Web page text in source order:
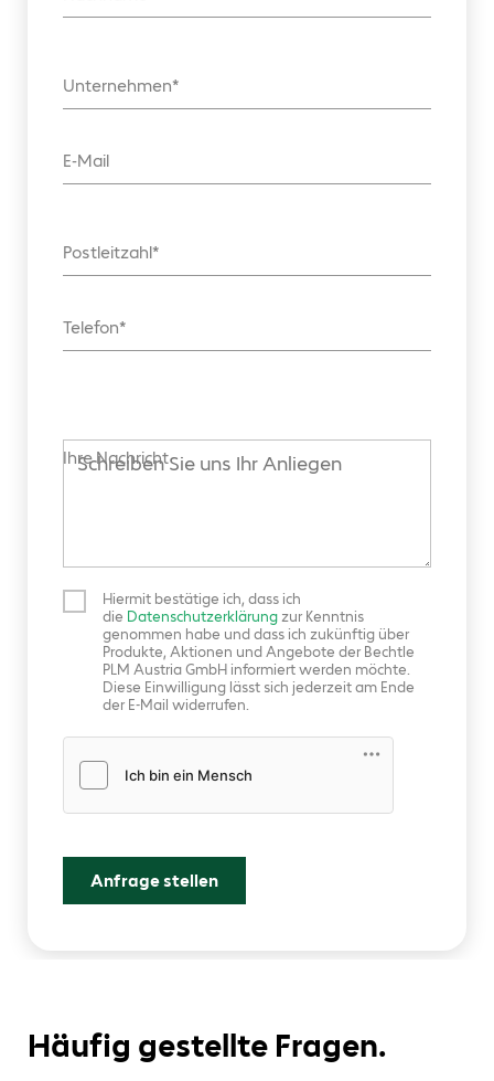
Unternehmen
E-Mail
Postleitzahl
Telefon
Ihre Nachricht
Hiermit bestätige ich, dass ich
die Datenschutzerklärungzur Kenntnis
genommen habe und dass ich zukünftig über
Produkte, Aktionen und Angebote der Bechtle
PLM Austria GmbH informiert werden möchte.
Diese Einwilligung lässt sich jederzeit am Ende
der E-Mail widerrufen.
Anfrage stellen
Häufig gestellte Fragen.